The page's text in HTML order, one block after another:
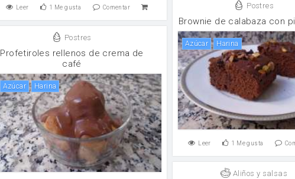
Leer 1 Me gusta Comentar Postres
Brownie de calabaza con
Azúcar harina
Leer 1 Me gusta
Postres
Profetiroles rellenos de crema de
café
Azúcar harina
Aliños y salsas